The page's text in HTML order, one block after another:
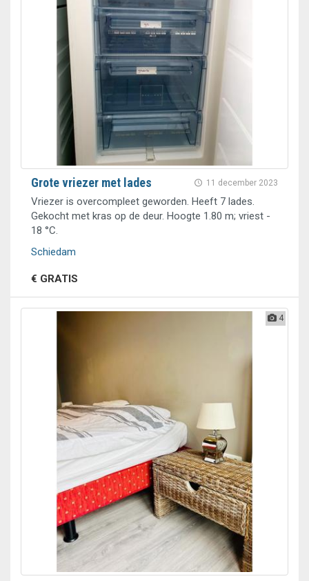
11 december 2023
Grote vriezer met lades
Vriezer is overcompleet geworden. Heeft 7 lades.
Gekocht met kras op de deur. Hoogte 1.80 m; vriest -
18 °C.
Schiedam
€ GRATIS
4